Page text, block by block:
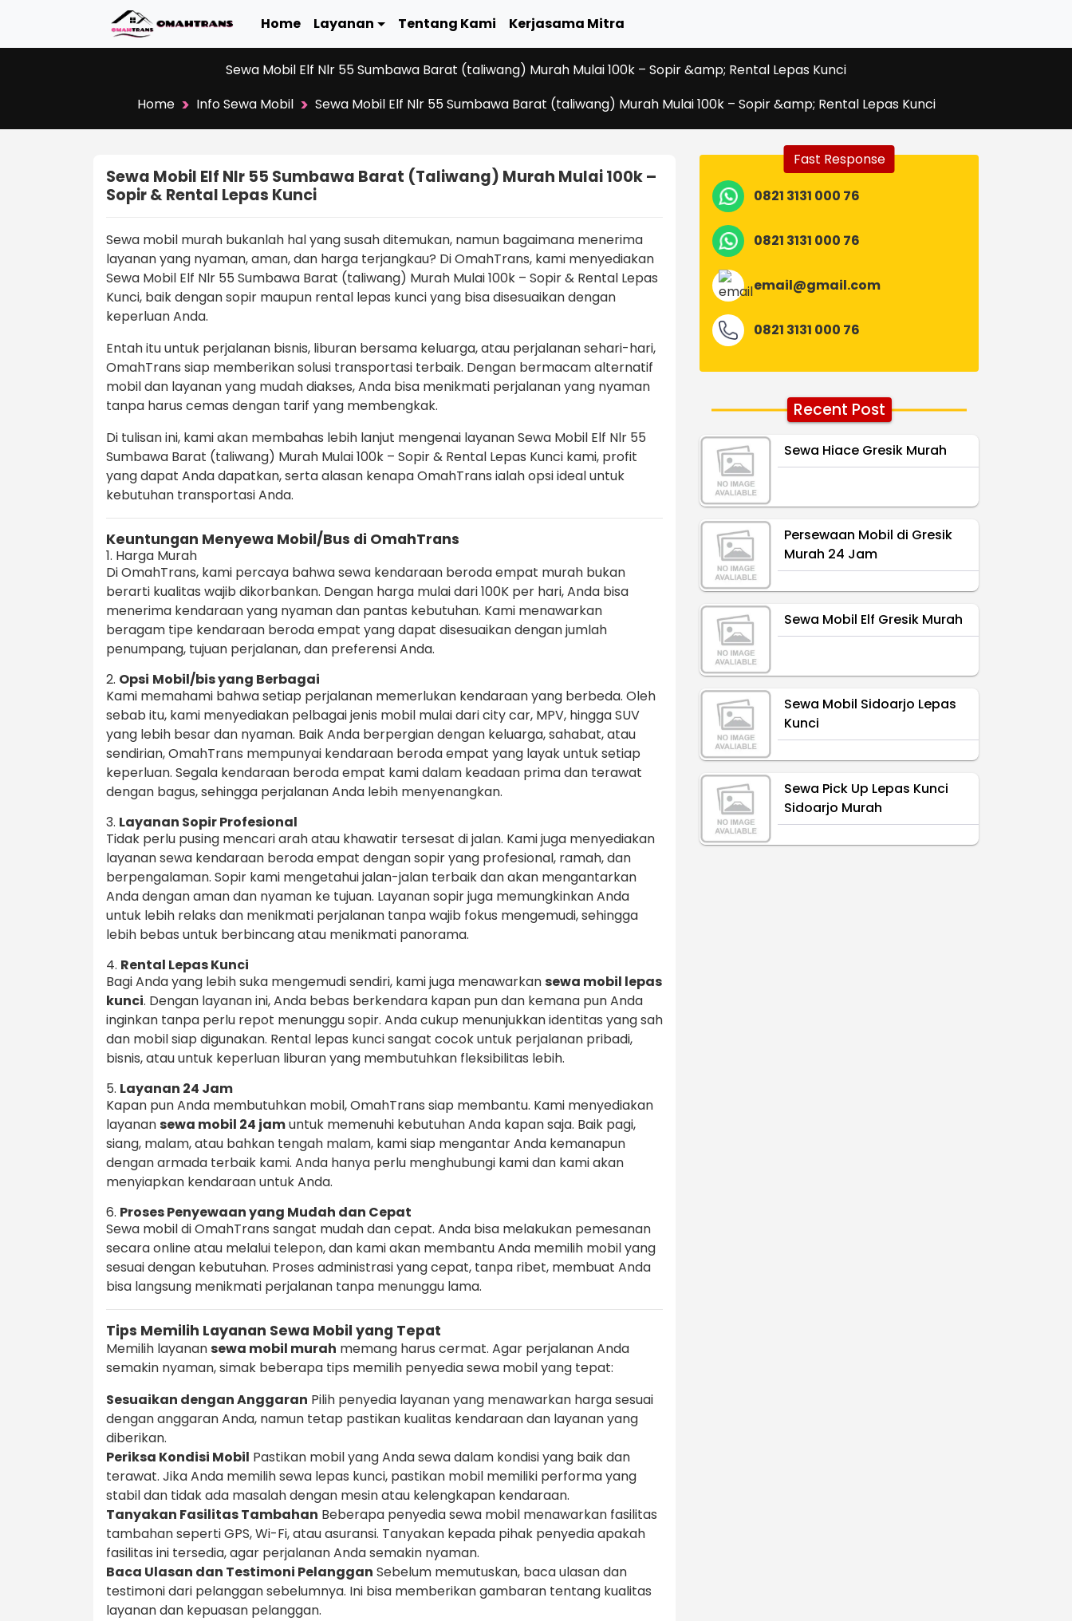
Home Layanan Tentang Kami Kerjasama Mitra
Sewa Mobil Elf Nlr 55 Sumbawa Barat (taliwang) Murah Mulai 100k – Sopir &amp; Rental Lepas Kunci
Home > Info Sewa Mobil > Sewa Mobil Elf Nlr 55 Sumbawa Barat (taliwang) Murah Mulai 100k – Sopir &amp; Rental Lepas Kunci
Sewa Mobil Elf Nlr 55 Sumbawa Barat (taliwang) Murah Mulai 100k –
Sopir & Rental Lepas Kunci
Sewa mobil murah bukanlah hal yang susah ditemukan, namun bagaimana menerima
layanan yang nyaman, aman, dan harga terjangkau? Di OmahTrans, kami menyediakan
Sewa Mobil Elf Nlr 55 Sumbawa Barat (taliwang) Murah Mulai 100k – Sopir & Rental Lepas
Kunci, baik dengan sopir maupun rental lepas kunci yang bisa disesuaikan dengan
keperluan Anda.
Entah itu untuk perjalanan bisnis, liburan bersama keluarga, atau perjalanan sehari-hari,
OmahTrans siap memberikan solusi transportasi terbaik. Dengan bermacam alternatif
mobil dan layanan yang mudah diakses, Anda bisa menikmati perjalanan yang nyaman
tanpa harus cemas dengan tarif yang membengkak.
Di tulisan ini, kami akan membahas lebih lanjut mengenai layanan Sewa Mobil Elf Nlr 55
Sumbawa Barat (taliwang) Murah Mulai 100k – Sopir & Rental Lepas Kunci kami, profit
yang dapat Anda dapatkan, serta alasan kenapa OmahTrans ialah opsi ideal untuk
kebutuhan transportasi Anda.
Keuntungan Menyewa Mobil/Bus di OmahTrans
1. Harga Murah
Di OmahTrans, kami percaya bahwa sewa kendaraan beroda empat murah bukan
berarti kualitas wajib dikorbankan. Dengan harga mulai dari 100K per hari, Anda bisa
menerima kendaraan yang nyaman dan pantas kebutuhan. Kami menawarkan
beragam tipe kendaraan beroda empat yang dapat disesuaikan dengan jumlah
penumpang, tujuan perjalanan, dan preferensi Anda.
2. Opsi Mobil/bis yang Berbagai
Kami memahami bahwa setiap perjalanan memerlukan kendaraan yang berbeda. Oleh
sebab itu, kami menyediakan pelbagai jenis mobil mulai dari city car, MPV, hingga SUV
yang lebih besar dan nyaman. Baik Anda berpergian dengan keluarga, sahabat, atau
sendirian, OmahTrans mempunyai kendaraan beroda empat yang layak untuk setiap
keperluan. Segala kendaraan beroda empat kami dalam keadaan prima dan terawat
dengan bagus, sehingga perjalanan Anda lebih menyenangkan.
3. Layanan Sopir Profesional
Tidak perlu pusing mencari arah atau khawatir tersesat di jalan. Kami juga menyediakan
layanan sewa kendaraan beroda empat dengan sopir yang profesional, ramah, dan
berpengalaman. Sopir kami mengetahui jalan-jalan terbaik dan akan mengantarkan
Anda dengan aman dan nyaman ke tujuan. Layanan sopir juga memungkinkan Anda
untuk lebih relaks dan menikmati perjalanan tanpa wajib fokus mengemudi, sehingga
lebih bebas untuk berbincang atau menikmati panorama.
4. Rental Lepas Kunci
Bagi Anda yang lebih suka mengemudi sendiri, kami juga menawarkansewa mobil lepas
kunci. Dengan layanan ini, Anda bebas berkendara kapan pun dan kemana pun Anda
inginkan tanpa perlu repot menunggu sopir. Anda cukup menunjukkan identitas yang sah
dan mobil siap digunakan. Rental lepas kunci sangat cocok untuk perjalanan pribadi,
bisnis, atau untuk keperluan liburan yang membutuhkan fleksibilitas lebih.
5. Layanan 24 Jam
Kapan pun Anda membutuhkan mobil, OmahTrans siap membantu. Kami menyediakan
layanansewa mobil 24 jamuntuk memenuhi kebutuhan Anda kapan saja. Baik pagi,
siang, malam, atau bahkan tengah malam, kami siap mengantar Anda kemanapun
dengan armada terbaik kami. Anda hanya perlu menghubungi kami dan kami akan
menyiapkan kendaraan untuk Anda.
6. Proses Penyewaan yang Mudah dan Cepat
Sewa mobil di OmahTrans sangat mudah dan cepat. Anda bisa melakukan pemesanan
secara online atau melalui telepon, dan kami akan membantu Anda memilih mobil yang
sesuai dengan kebutuhan. Proses administrasi yang cepat, tanpa ribet, membuat Anda
bisa langsung menikmati perjalanan tanpa menunggu lama.
Tips Memilih Layanan Sewa Mobil yang Tepat
Memilih layanansewa mobil murah memang harus cermat. Agar perjalanan Anda
semakin nyaman, simak beberapa tips memilih penyedia sewa mobil yang tepat:
Sesuaikan dengan Anggaran Pilih penyedia layanan yang menawarkan harga sesuai
dengan anggaran Anda, namun tetap pastikan kualitas kendaraan dan layanan yang
diberikan.
Periksa Kondisi Mobil Pastikan mobil yang Anda sewa dalam kondisi yang baik dan
terawat. Jika Anda memilih sewa lepas kunci, pastikan mobil memiliki performa yang
stabil dan tidak ada masalah dengan mesin atau kelengkapan kendaraan.
Tanyakan Fasilitas Tambahan Beberapa penyedia sewa mobil menawarkan fasilitas
tambahan seperti GPS, Wi-Fi, atau asuransi. Tanyakan kepada pihak penyedia apakah
fasilitas ini tersedia, agar perjalanan Anda semakin nyaman.
Baca Ulasan dan Testimoni Pelanggan Sebelum memutuskan, baca ulasan dan
testimoni dari pelanggan sebelumnya. Ini bisa memberikan gambaran tentang kualitas
layanan dan kepuasan pelanggan.
Fast Response
0821 3131 000 76
0821 3131 000 76
email@gmail.com
0821 3131 000 76
Recent Post
Sewa Hiace Gresik Murah
Persewaan Mobil di Gresik
Murah 24 Jam
Sewa Mobil Elf Gresik Murah
Sewa Mobil Sidoarjo Lepas
Kunci
Sewa Pick Up Lepas Kunci
Sidoarjo Murah